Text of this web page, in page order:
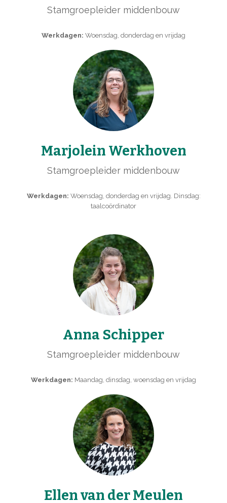
Stamgroepleider middenbouw
Werkdagen: Woensdag, donderdag en vrijdag
Marjolein Werkhoven
Stamgroepleider middenbouw
Werkdagen: Woensdag, donderdag en vrijdag. Dinsdag:
taalcoördinator
Anna Schipper
Stamgroepleider middenbouw
Werkdagen: Maandag, dinsdag, woensdag en vrijdag
Ellen van der Meulen